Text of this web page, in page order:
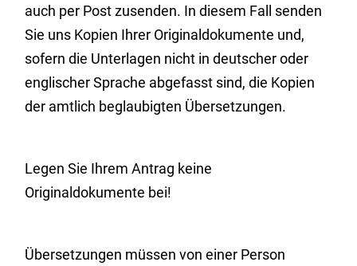
auch per Post zusenden. In diesem Fall senden
Sie uns Kopien Ihrer Originaldokumente und,
sofern die Unterlagen nicht in deutscher oder
englischer Sprache abgefasst sind, die Kopien
der amtlich beglaubigten Übersetzungen.
Legen Sie Ihrem Antrag keine
Originaldokumente bei!
Übersetzungen müssen von einer Person